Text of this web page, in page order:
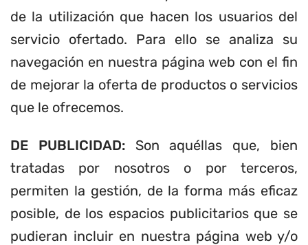
de la utilización que hacen los usuarios del
servicio ofertado. Para ello se analiza su
navegación en nuestra página web con el fin
de mejorar la oferta de productos o servicios
que le ofrecemos.
DE PUBLICIDAD:Son aquéllas que, bien
tratadas por nosotros o por terceros,
permiten la gestión, de la forma más eficaz
posible, de los espacios publicitarios que se
pudieran incluir en nuestra página web y/o